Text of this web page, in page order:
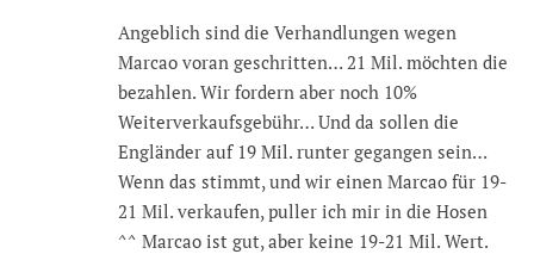
Angeblich sind die Verhandlungen wegen
Marcao voran geschritten… 21 Mil. möchten die
bezahlen. Wir fordern aber noch 10%
Weiterverkaufsgebühr… Und da sollen die
Engländer auf 19 Mil. runter gegangen sein…
Wenn das stimmt, und wir einen Marcao für 19-
21 Mil. verkaufen, puller ich mir in die Hosen
^^ Marcao ist gut, aber keine 19-21 Mil. Wert.